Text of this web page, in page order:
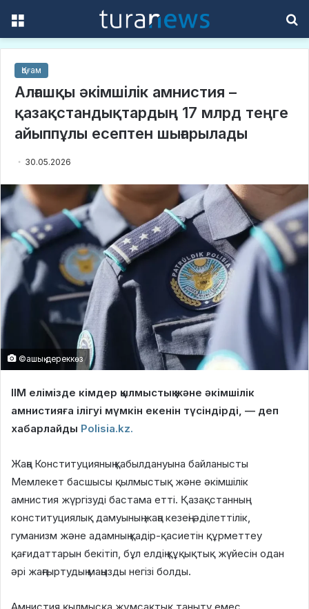
Қоғам
Алғашқы әкімшілік амнистия –
қазақстандықтардың 17 млрд теңге
айыппұлы есептен шығарылады
30.05.2026
©ашық дереккөз
ІІМ елімізде кімдер қылмыстық және әкімшілік
амнистияға ілігуі мүмкін екенін түсіндірді, — деп
хабарлайды Polisia.kz.
Жаңа Конституцияның қабылдануына байланысты
Мемлекет басшысы қылмыстық және әкімшілік
амнистия жүргізуді бастама етті. Қазақстанның
конституциялық дамуының жаңа кезеңі әділеттілік,
гуманизм және адамның қадір-қасиетін құрметтеу
қағидаттарын бекітіп, бұл елдің құқықтық жүйесін одан
әрі жаңғыртудың маңызды негізі болды.
Амнистия қылмысқа жұмсақтық таныту емес,